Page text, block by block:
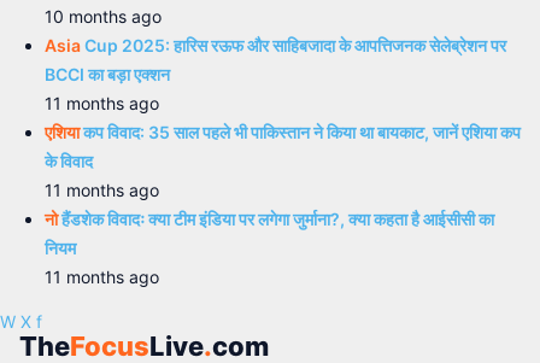
10 months ago
AsiaCup 2025: हारिस रऊफ और साहिबजादा के आपत्तिजनक सेलेब्रेशन पर
BCCI का बड़ा एक्शन
11 months ago
एशियाकप विवाद: 35 साल पहले भी पाकिस्तान ने किया था बायकाट, जानें एशिया कप
के विवाद
11 months ago
नोहैंडशेक विवादः क्या टीम इंडिया पर लगेगा जुर्माना?, क्या कहता है आईसीसी का
नियम
11 months ago
W X f
TheFocusLive.com